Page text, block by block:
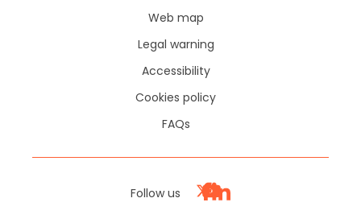
Web map
Legal warning
Accessibility
Cookies policy
FAQs
Follow us